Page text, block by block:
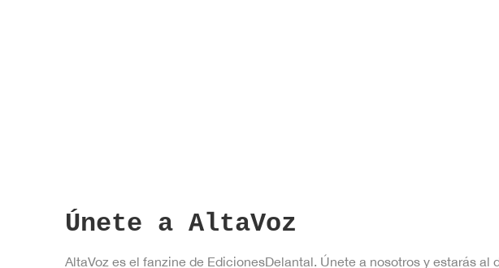
Únete a AltaVoz
AltaVoz es el fanzine de EdicionesDelantal. Únete a nosotros y estarás